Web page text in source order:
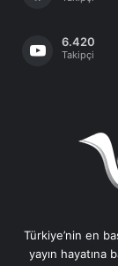
6.420
Takipçi
Türkiye’nin en
yayın hayatına